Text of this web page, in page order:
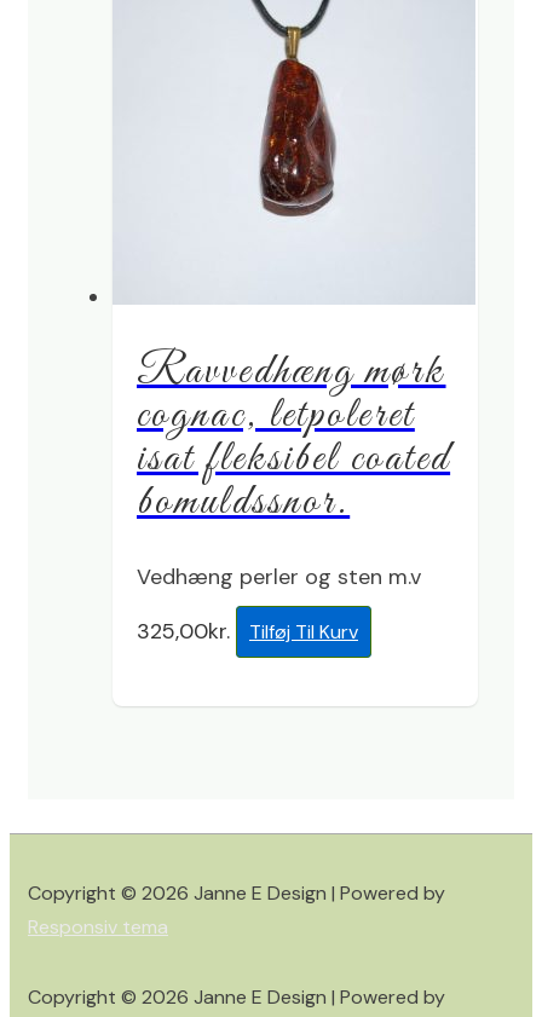
Ravvedhæng mørk
cognac, letpoleret
isat fleksibel coated
bomuldssnor.
Vedhæng perler og sten m.v
325,00kr. Tilføj Til Kurv
Copyright © 2026 Janne E Design | Powered by
Responsiv tema
Copyright © 2026 Janne E Design | Powered by